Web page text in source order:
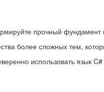
прочный
более сложных тем,
использовать язык